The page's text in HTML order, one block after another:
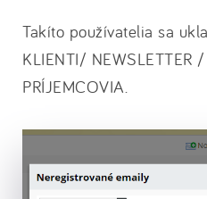
Takíto používatelia sa
KLIENTI/ NEWSLETTER
PRÍJEMCOVIA.